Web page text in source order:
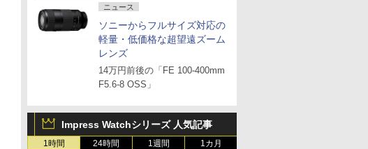
ニュース
ソニーからフルサイズ対応の
軽量・低価格な超望遠ズーム
レンズ
14万円前後の「FE 100-400mm
F5.6-8 OSS」
Impress Watchシリーズ 人気記事
1時間 24時間 1週間 1カ月